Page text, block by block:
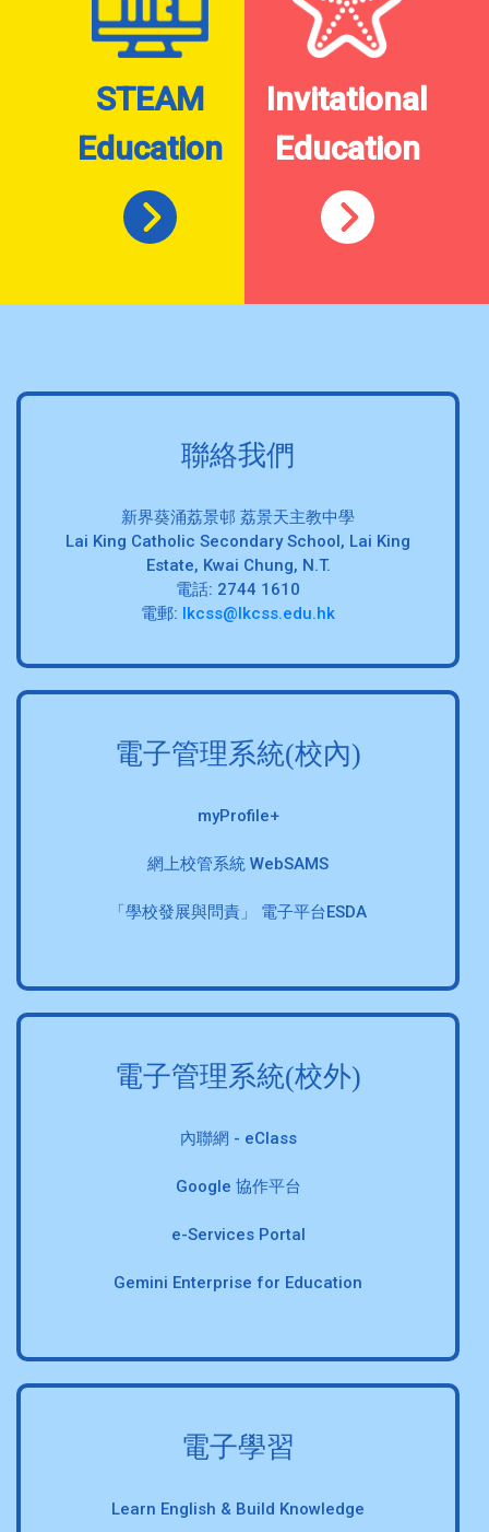
STEAM
Education
Invitational
Education
聯絡我們
新界葵涌荔景邨 荔景天主教中學
Lai King Catholic Secondary School, Lai King
Estate, Kwai Chung, N.T.
電話: 2744 1610
電郵: lkcss@lkcss.edu.hk
電子管理系統(校內)
myProfile+
網上校管系統 WebSAMS
「學校發展與問責」 電子平台ESDA
電子管理系統(校外)
內聯網 - eClass
Google 協作平台
e-Services Portal
Gemini Enterprise for Education
電子學習
Learn English & Build Knowledge